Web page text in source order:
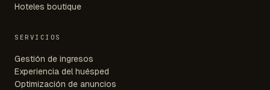
Hoteles boutique
SERVICIOS
Gestión de ingresos
Experiencia del huésped
Optimización de anuncios